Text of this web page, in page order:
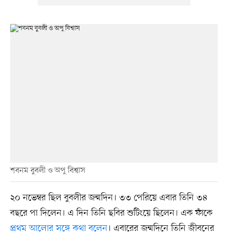
শবনম বুবলী ও অপু বিশ্বাস
২০ নভেম্বর ছিল বুবলীর জন্মদিন। ৩৩ পেরিয়ে এবার তিনি ৩৪
বছরে পা দিলেন। এ দিন তিনি ছবির শুটিংয়ে ছিলেন। এক ফাঁকে
প্রথম আলোর সঙ্গে কথা বলেন। এবারের জন্মদিনে তিনি জীবনের